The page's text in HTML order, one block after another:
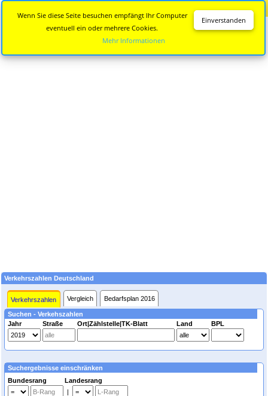
Verkehrszahlen Deutschland
Verkehrszahlen Vergleich Bedarfsplan 2016
Suchen - Verkehszahlen
Jahr
Straße Ort|Zählstelle|TK-Blatt Land BPL
Suchergebnisse einschränken
Bundesrang Landesrang
|
Einverstanden
Wenn Sie diese Seite besuchen empfängt Ihr Computer
eventuell ein oder mehrere Cookies.
Mehr Informationen